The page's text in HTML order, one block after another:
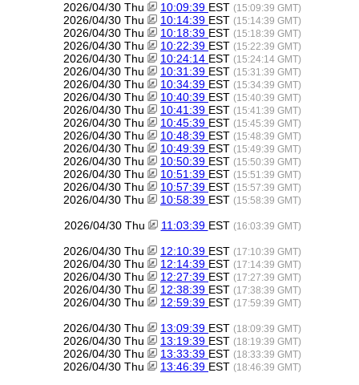
2026/04/30 Thu 10:09:39 EST (15:09:39 GMT)
2026/04/30 Thu 10:14:39 EST (15:14:39 GMT)
2026/04/30 Thu 10:18:39 EST (15:18:39 GMT)
2026/04/30 Thu 10:22:39 EST (15:22:39 GMT)
2026/04/30 Thu 10:24:14 EST (15:24:14 GMT)
2026/04/30 Thu 10:31:39 EST (15:31:39 GMT)
2026/04/30 Thu 10:34:39 EST (15:34:39 GMT)
2026/04/30 Thu 10:40:39 EST (15:40:39 GMT)
2026/04/30 Thu 10:41:39 EST (15:41:39 GMT)
2026/04/30 Thu 10:45:39 EST (15:45:39 GMT)
2026/04/30 Thu 10:48:39 EST (15:48:39 GMT)
2026/04/30 Thu 10:49:39 EST (15:49:39 GMT)
2026/04/30 Thu 10:50:39 EST (15:50:39 GMT)
2026/04/30 Thu 10:51:39 EST (15:51:39 GMT)
2026/04/30 Thu 10:57:39 EST (15:57:39 GMT)
2026/04/30 Thu 10:58:39 EST (15:58:39 GMT)
2026/04/30 Thu 11:03:39 EST (16:03:39 GMT)
2026/04/30 Thu 12:10:39 EST (17:10:39 GMT)
2026/04/30 Thu 12:14:39 EST (17:14:39 GMT)
2026/04/30 Thu 12:27:39 EST (17:27:39 GMT)
2026/04/30 Thu 12:38:39 EST (17:38:39 GMT)
2026/04/30 Thu 12:59:39 EST (17:59:39 GMT)
2026/04/30 Thu 13:09:39 EST (18:09:39 GMT)
2026/04/30 Thu 13:19:39 EST (18:19:39 GMT)
2026/04/30 Thu 13:33:39 EST (18:33:39 GMT)
2026/04/30 Thu 13:46:39 EST (18:46:39 GMT)